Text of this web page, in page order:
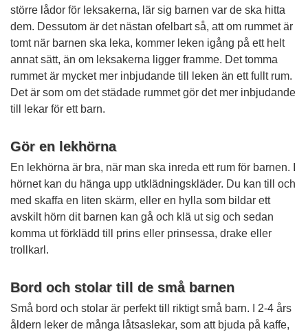
större lådor för leksakerna, lär sig barnen var de ska hitta
dem. Dessutom är det nästan ofelbart så, att om rummet är
tomt när barnen ska leka, kommer leken igång på ett helt
annat sätt, än om leksakerna ligger framme. Det tomma
rummet är mycket mer inbjudande till leken än ett fullt rum.
Det är som om det städade rummet gör det mer inbjudande
till lekar för ett barn.
Gör en lekhörna
En lekhörna är bra, när man ska inreda ett rum för barnen. I
hörnet kan du hänga upp utklädningskläder. Du kan till och
med skaffa en liten skärm, eller en hylla som bildar ett
avskilt hörn dit barnen kan gå och klä ut sig och sedan
komma ut förklädd till prins eller prinsessa, drake eller
trollkarl.
Bord och stolar till de små barnen
Små bord och stolar är perfekt till riktigt små barn. I 2-4 års
åldern leker de många låtsaslekar, som att bjuda på kaffe,